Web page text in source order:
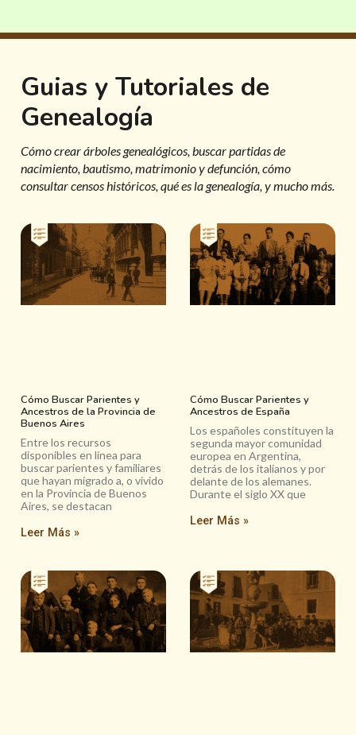
Guias y Tutoriales de
Genealogía
Cómo crear árboles genealógicos, buscar partidas de
nacimiento, bautismo, matrimonio y defunción, cómo
consultar censos históricos, qué es la genealogía, y mucho más.
Cómo Buscar Parientes y
Ancestros de la Provincia de
Buenos Aires
Entre los recursos
disponibles en línea para
buscar parientes y familiares
que hayan migrado a, o vivido
en la Provincia de Buenos
Aires, se destacan
Leer Más »
Cómo Buscar Parientes y
Ancestros de España
Los españoles constituyen la
segunda mayor comunidad
europea en Argentina,
detrás de los italianos y por
delante de los alemanes.
Durante el siglo XX que
Leer Más »